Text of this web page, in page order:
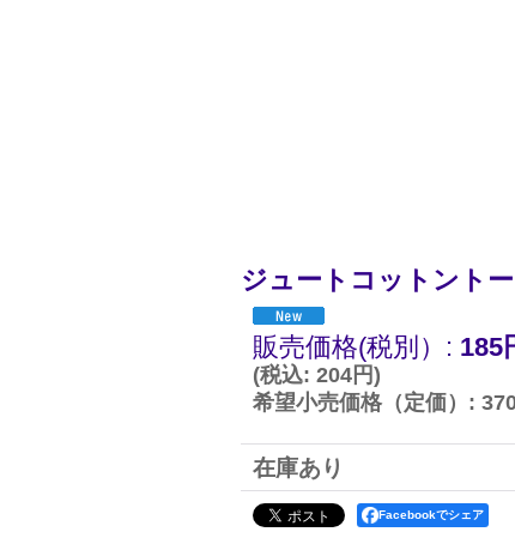
ジュートコットント
販売価格(税別） : 185
(税込: 204円)
希望小売価格（定価） :
在庫あり
Facebookでシェア